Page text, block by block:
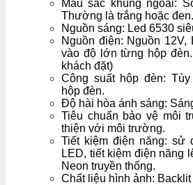
Màu sắc khung ngoài:
Thường là trắng hoặc đen.
Nguồn sáng: Led 6530
Nguồn điện: Nguồn 12V,
vào độ lớn từng hộp
khách đặt)
Công suất hộp đèn:
hộp đèn.
Độ hài hòa ánh sáng:
Tiêu chuẩn bảo vệ môi
thiện với môi trường.
Tiết kiệm điện năng: sử
LED, tiết kiệm điện năng
Neon truyền thống.
Chất liệu hình ảnh: Backlit